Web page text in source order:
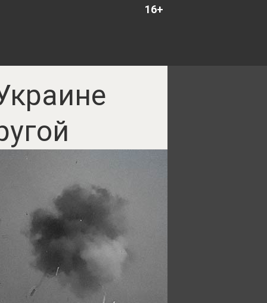
16+